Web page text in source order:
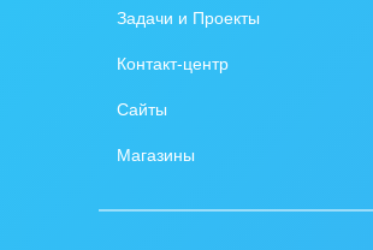
продаж
Внедрение онлайн-офиса
/ Интранета
Задачи и Проекты
Контакт-центр
Сайты
Магазины